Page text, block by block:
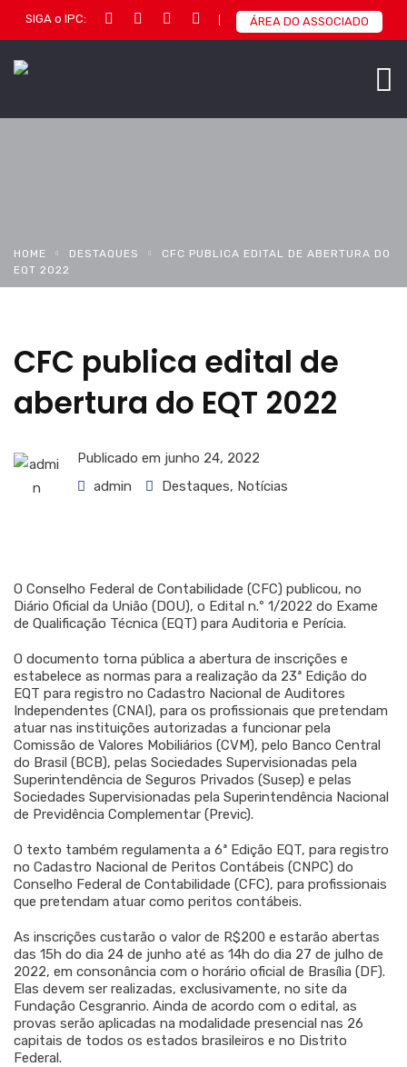
SIGA o IPC: ÁREA DO ASSOCIADO
HOME DESTAQUES
CFC PUBLICA EDITAL DE ABERTURA DO
EQT 2022
CFC publica edital de
abertura do EQT 2022
Publicado em junho 24, 2022
admin
Destaques, Notícias
O Conselho Federal de Contabilidade (CFC) publicou, no
Diário Oficial da União (DOU), o Edital n.º 1/2022 do Exame
de Qualificação Técnica (EQT) para Auditoria e Perícia.
O documento torna pública a abertura de inscrições e
estabelece as normas para a realização da 23ª Edição do
EQT para registro no Cadastro Nacional de Auditores
Independentes (CNAI), para os profissionais que pretendam
atuar nas instituições autorizadas a funcionar pela
Comissão de Valores Mobiliários (CVM), pelo Banco Central
do Brasil (BCB), pelas Sociedades Supervisionadas pela
Superintendência de Seguros Privados (Susep) e pelas
Sociedades Supervisionadas pela Superintendência Nacional
de Previdência Complementar (Previc).
O texto também regulamenta a 6ª Edição EQT, para registro
no Cadastro Nacional de Peritos Contábeis (CNPC) do
Conselho Federal de Contabilidade (CFC), para profissionais
que pretendam atuar como peritos contábeis.
As inscrições custarão o valor de R$200 e estarão abertas
das 15h do dia 24 de junho até as 14h do dia 27 de julho de
2022, em consonância com o horário oficial de Brasília (DF).
Elas devem ser realizadas, exclusivamente, no site da
Fundação Cesgranrio. Ainda de acordo com o edital, as
provas serão aplicadas na modalidade presencial nas 26
capitais de todos os estados brasileiros e no Distrito
Federal.